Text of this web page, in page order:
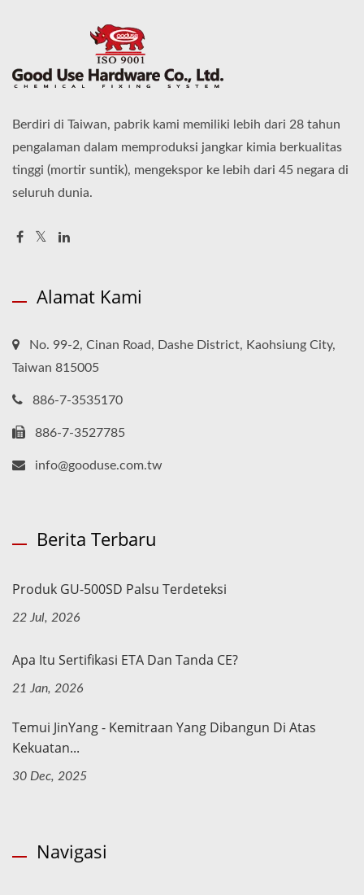
Berdiri di Taiwan, pabrik kami memiliki lebih dari 28 tahun
pengalaman dalam memproduksi jangkar kimia berkualitas
tinggi (mortir suntik), mengekspor ke lebih dari 45 negara di
seluruh dunia.
Alamat Kami
No. 99-2, Cinan Road, Dashe District, Kaohsiung City,
Taiwan 815005
886-7-3535170
886-7-3527785
info@gooduse.com.tw
Berita Terbaru
Produk GU-500SD Palsu Terdeteksi
22 Jul, 2026
Apa Itu Sertifikasi ETA Dan Tanda CE?
21 Jan, 2026
Temui JinYang - Kemitraan Yang Dibangun Di Atas
Kekuatan...
30 Dec, 2025
Navigasi